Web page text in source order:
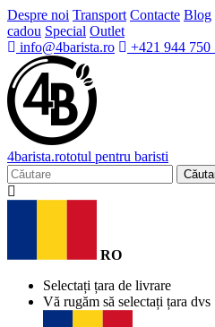
Despre noi Transport Contacte Blog
cadou Special Outlet
info@4barista.ro
+421 944 750
4barista.rototul pentru baristi
RO
Selectați țara de livrare
Vă rugăm să selectați țara dvs